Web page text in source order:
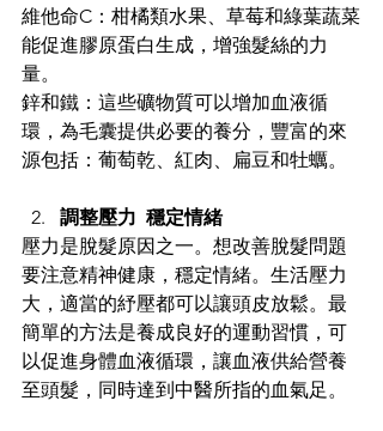
維他命C：柑橘類水果、草莓和綠葉蔬菜
能促進膠原蛋白生成，增強髮絲的力
量。
鋅和鐵：這些礦物質可以增加血液循
環，為毛囊提供必要的養分，豐富的來
源包括：葡萄乾、紅肉、扁豆和牡蠣。
調整壓力  穩定情緒
壓力是脫髮原因之一。想改善脫髮問題
要注意精神健康，穩定情緒。生活壓力
大，適當的紓壓都可以讓頭皮放鬆。最
簡單的方法是養成良好的運動習慣，可
以促進身體血液循環，讓血液供給營養
至頭髮，同時達到中醫所指的血氣足。